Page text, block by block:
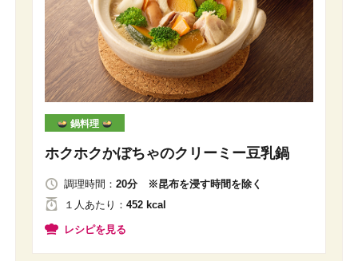
鍋料理
ホクホクかぼちゃのクリーミー豆乳鍋
調理時間： 20分 ※昆布を浸す時間を除く
１人 あたり ： 452 kcal
レシピを見る